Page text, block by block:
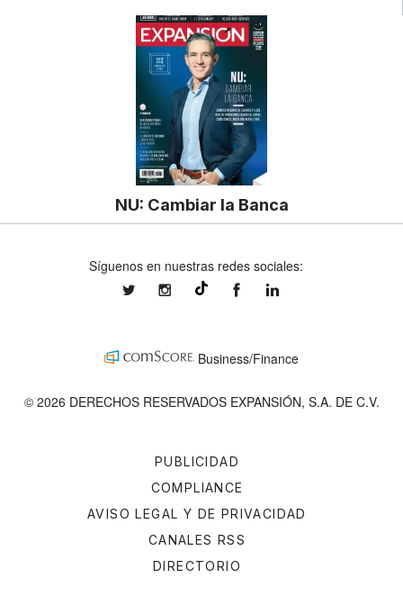
NU: Cambiar la Banca
PUBLICIDAD
COMPLIANCE
AVISO LEGAL Y DE PRIVACIDAD
CANALES RSS
DIRECTORIO
Síguenos en nuestras redes sociales:
expansionmxexpansionmx ExpansionMex
Business/Finance
© 2026 DERECHOS RESERVADOS EXPANSIÓN, S.A. DE C.V.